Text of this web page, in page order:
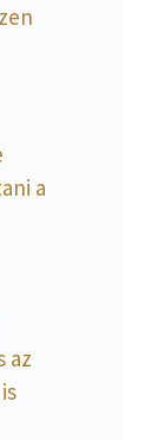
a
az